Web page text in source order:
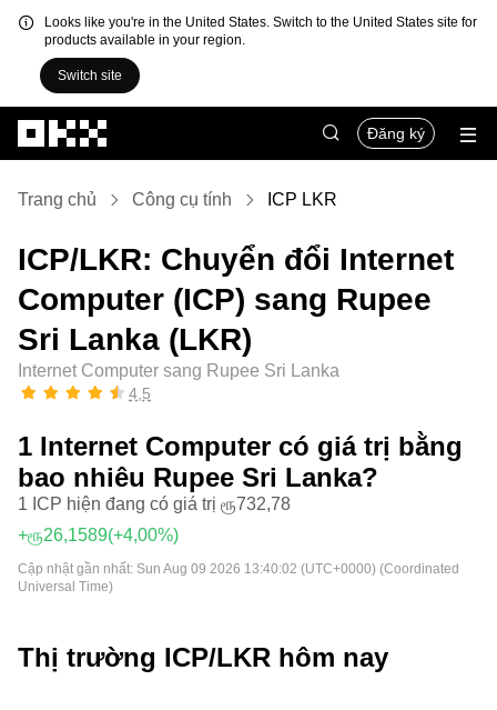
Looks like you're in the United States. Switch to the United States site for
products available in your region.
Switch site
Đăng ký
Trang chủ Công cụ tính ICP LKR
ICP/LKR: Chuyển đổi Internet
Computer (ICP) sang Rupee
Sri Lanka (LKR)
Internet Computer sang Rupee Sri Lanka
4,5
1 Internet Computer có giá trị bằng
bao nhiêu Rupee Sri Lanka?
1 ICP hiện đang có giá trị ரூ732,78
+ரூ26,1589(+4,00%)
Cập nhật gần nhất: Sun Aug 09 2026 13:40:02 (UTC+0000) (Coordinated
Universal Time)
Thị trường ICP/LKR hôm nay